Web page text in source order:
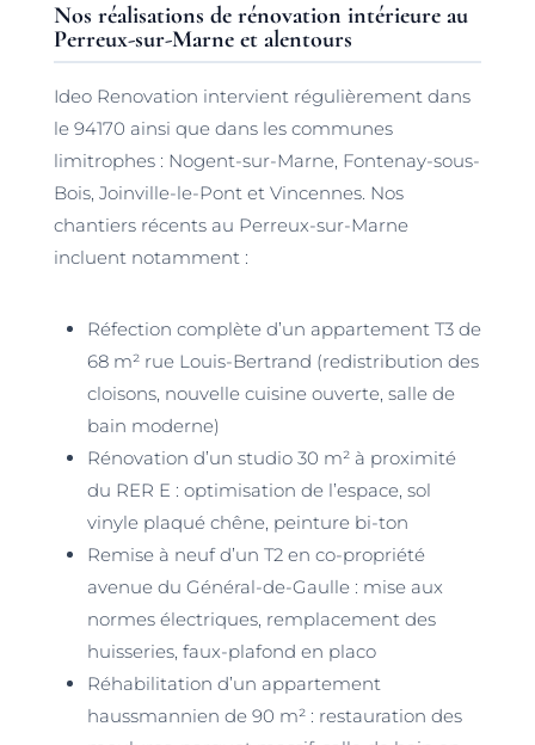
Nos réalisations de rénovation intérieure au
Perreux-sur-Marne et alentours
Ideo Renovation intervient régulièrement dans
le 94170 ainsi que dans les communes
limitrophes : Nogent-sur-Marne, Fontenay-sous-
Bois, Joinville-le-Pont et Vincennes. Nos
chantiers récents au Perreux-sur-Marne
incluent notamment :
Réfection complète d’un appartement T3 de
68 m² rue Louis-Bertrand (redistribution des
cloisons, nouvelle cuisine ouverte, salle de
bain moderne)
Rénovation d’un studio 30 m² à proximité
du RER E : optimisation de l’espace, sol
vinyle plaqué chêne, peinture bi-ton
Remise à neuf d’un T2 en co-propriété
avenue du Général-de-Gaulle : mise aux
normes électriques, remplacement des
huisseries, faux-plafond en placo
Réhabilitation d’un appartement
haussmannien de 90 m² : restauration des